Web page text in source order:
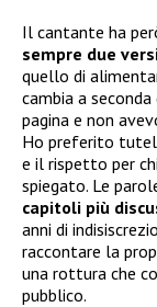
Il cantante ha
sempre due
quello di
cambia a
pagina e non
Ho preferito
e il rispetto per
spiegato. Le
capitoli più
anni di
raccontare la
una rottura che
pubblico.